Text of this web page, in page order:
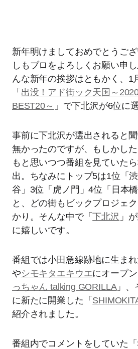
新年明けましておめでとうご
しもブロをよろしくお願い申
んな新年の挨拶はともかく、1
「 出没！アド街ック天国～
BEST20～ 」で下北沢が6位に
事前に下北沢が選出されると
無かったのですが、もしかし
もと思いつつ番組を見ていた
出。ちなみにトップ5は1位「
谷」3位「虎ノ門」4位「日本橋
と、どの街もビックプロジェ
かり。そんな中で「下北沢 」
に嬉しいです。
番組では小田急線跡地に生まれ
やシモキタエキウエにオープン
っちゃん talking GORILLA」、
に新たに開業した「
紹介されました。
番組内でコメントをしていた